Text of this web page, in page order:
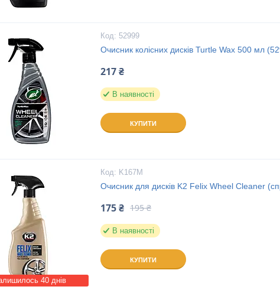
52999
Очисник колісних дисків Turtle Wax 500 мл
217 ₴
В наявності
КУПИТИ
40 днів
K167M
Очисник для дисків K2 Felix Wheel Cleaner
175 ₴ 195 ₴
В наявності
КУПИТИ